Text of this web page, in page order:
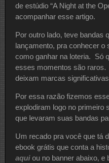
de estúdio “A Night at the
acompanhar esse artigo.
Por outro lado, teve bandas
lançamento, pra conhecer
como ganhar na loteria. Só
esses momentos são
deixam marcas
Por essa razão fizemos
explodiram logo no primeiro
que levaram suas bandas
Um recado pra você que tá
ebook grátis que conta a
aquiou no banner abaixo, e